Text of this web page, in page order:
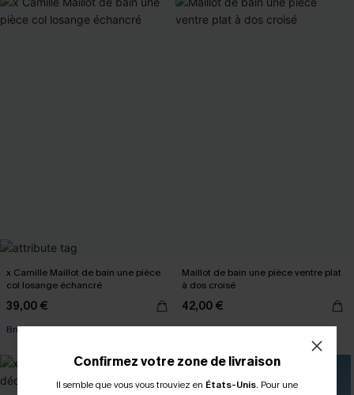
x Camille Maillot de bain une pièce
col losange échancré
39,00 €
Brillant
Maillot de bain une pièce ventre plat
à dos croisé
42,00 €
Ventre plat
Confirmez votre zone de livraison
Il semble que vous vous trouviez en États-Unis. Pour une